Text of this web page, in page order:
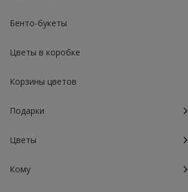
Бенто-букеты
Цветы в коробке
Корзины цветов
Подарки
Цветы
Кому